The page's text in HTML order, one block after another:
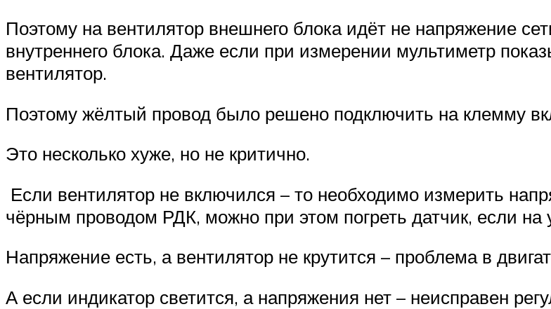
Поэтому на вентилятор внешнего блока идёт не напряжение
внутреннего блока. Даже если при измерении мультиметр
вентилятор.
Поэтому жёлтый провод было решено подключить на клемму
Это несколько хуже, но не критично.
Если вентилятор не включился – то необходимо измерить
чёрным проводом РДК, можно при этом погреть датчик, если на
Напряжение есть, а вентилятор не крутится – проблема в
А если индикатор светится, а напряжения нет – неисправен